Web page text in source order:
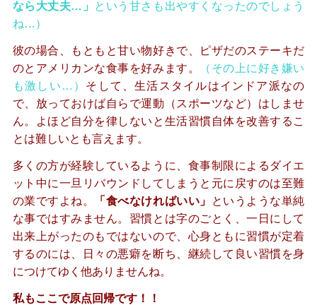
なら大丈夫…」 という甘さも出やすくなったのでしょう
ね…）
彼の場合、もともと甘い物好きで、ピザだのステーキだ
のとアメリカンな食事を好みます。
（その上に好き嫌い
も激しい…） そして、生活スタイルはインドア派なの
で、放っておけば自らで運動（スポーツなど）はしませ
ん。よほど自分を律しないと生活習慣自体を改善するこ
とは難しいとも言えます。
多くの方が経験しているように、食事制限によるダイエ
ット中に一旦リバウンドしてしまうと元に戻すのは至難
の業ですよね。
「食べなければいい」
というような単純
な事ではすみません。習慣とは字のごとく、一日にして
出来上がったのもではないので、心身ともに習慣が定着
するのには、日々の悪癖を断ち、継続して 良い習慣を身
につけてゆく他ありませんね。
私もここで原点回帰です！！